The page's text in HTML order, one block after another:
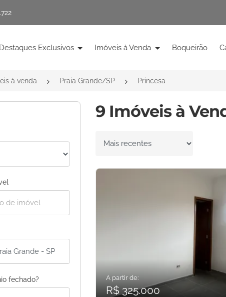
Destaques Exclusivos Imóveis à Venda Boqueirão
à venda Praia Grande/SP Princesa
fechado?
9 Imóveis à
Ordenar por
A partir de:
R$ 325.000